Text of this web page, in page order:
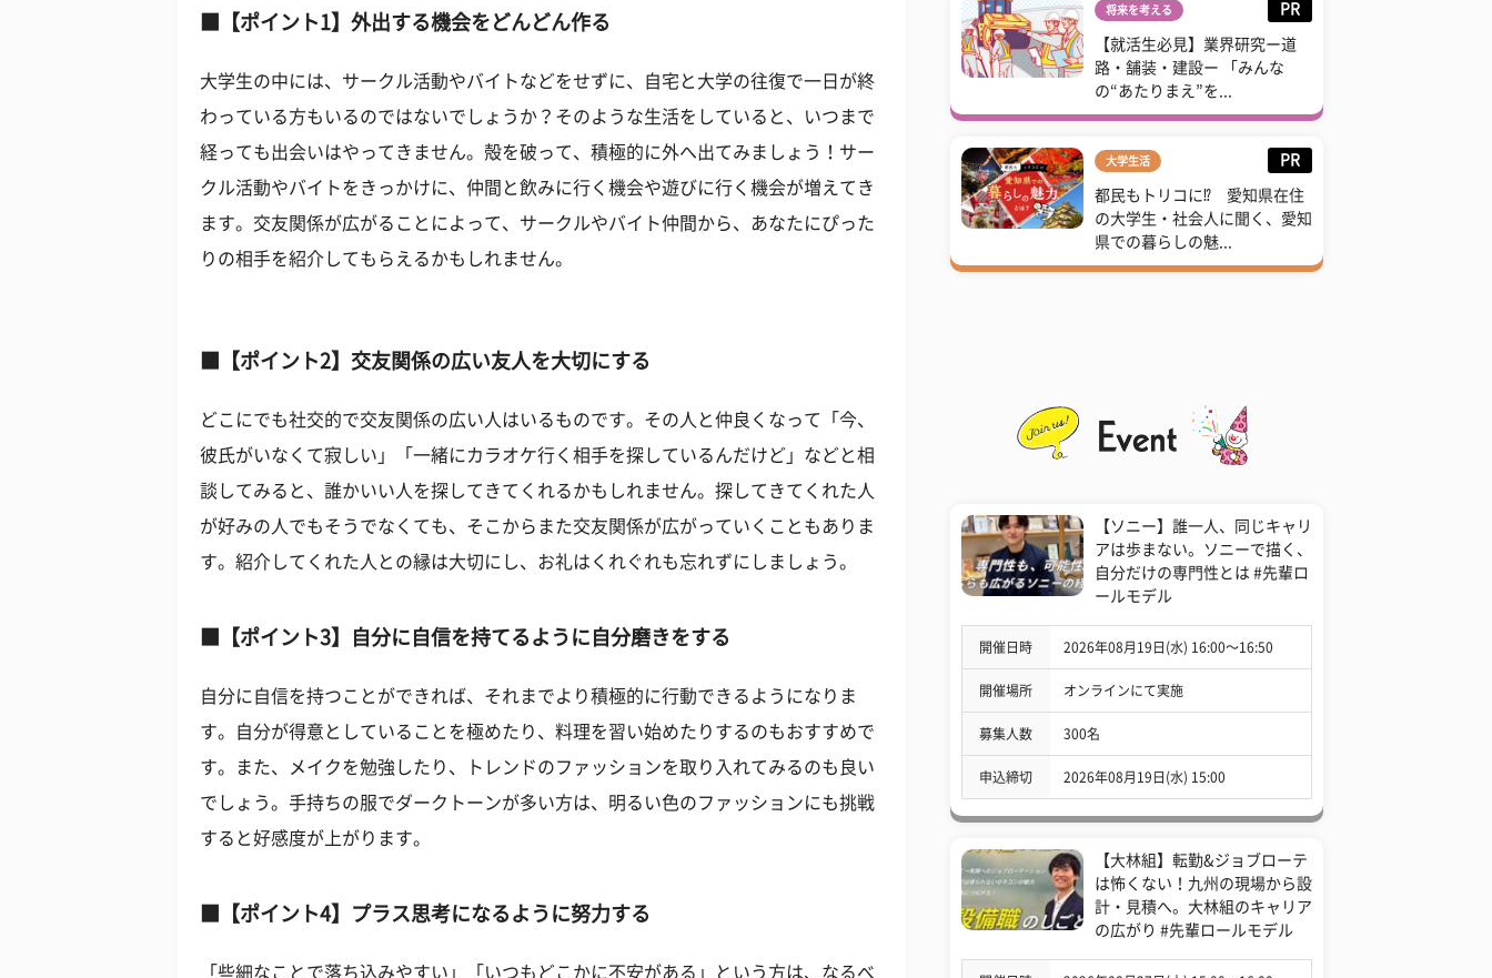
■【ポイント1】外出する機会をどんどん作る
大学生の中には、サークル活動やバイトなどをせずに、自宅と大学の往復で一日が終
わっている方もいるのではないでしょうか？そのような生活をしていると、いつまで
経っても出会いはやってきません。殻を破って、積極的に外へ出てみましょう！サー
クル活動やバイトをきっかけに、仲間と飲みに行く機会や遊びに行く機会が増えてき
ます。交友関係が広がることによって、サークルやバイト仲間から、あなたにぴった
りの相手を紹介してもらえるかもしれません。
■【ポイント2】交友関係の広い友人を大切にする
どこにでも社交的で交友関係の広い人はいるものです。その人と仲良くなって「今、
彼氏がいなくて寂しい」「一緒にカラオケ行く相手を探しているんだけど」などと相
談してみると、誰かいい人を探してきてくれるかもしれません。探してきてくれた人
が好みの人でもそうでなくても、そこからまた交友関係が広がっていくこともありま
す。紹介してくれた人との縁は大切にし、お礼はくれぐれも忘れずにしましょう。
■【ポイント3】自分に自信を持てるように自分磨きをする
自分に自信を持つことができれば、それまでより積極的に行動できるようになりま
す。自分が得意としていることを極めたり、料理を習い始めたりするのもおすすめで
す。また、メイクを勉強したり、トレンドのファッションを取り入れてみるのも良い
でしょう。手持ちの服でダークトーンが多い方は、明るい色のファッションにも挑戦
すると好感度が上がります。
■【ポイント4】プラス思考になるように努力する
「些細なことで落ち込みやすい」「いつもどこかに不安がある」という方は、なるべ
将来を考える PR
【就活生必見】業界研究ー道
路・舗装・建設ー 「みんな
の“あたりまえ”を...
大学生活 PR
都民もトリコに⁉ 愛知県在住
の大学生・社会人に聞く、愛知
県での暮らしの魅...
【ソニー】誰一人、同じキャリ
アは歩まない。ソニーで描く、
自分だけの専門性とは #先輩ロ
ールモデル
開催日時 2026年08月19日(水) 16:00〜16:50
開催場所 オンラインにて実施
募集人数 300名
申込締切 2026年08月19日(水) 15:00
【大林組】転勤&ジョブローテ
は怖くない！九州の現場から設
計・見積へ。大林組のキャリア
の広がり #先輩ロールモデル